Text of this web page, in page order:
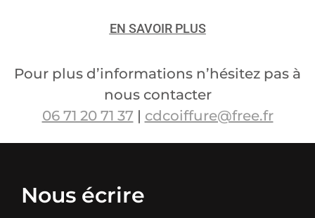
EN SAVOIR PLUS
Pour plus d’informations n’hésitez pas à
nous contacter
06 71 20 71 37 | cdcoiffure@free.fr
Nous écrire